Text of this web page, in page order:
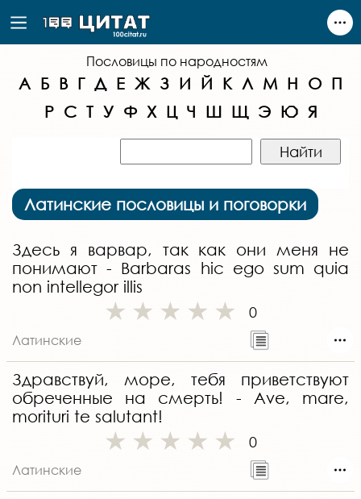
Пословицы по народностям
А Б В Г Д Е Ж З И Й К Л М Н О П
Р С Т У Ф Х Ц Ч Ш Щ Э Ю Я
Латинские пословицы и поговорки
Здесь я варвар, так как они меня не
понимают - Barbaras hic ego sum quia
non intellegor illis
0
Латинские
Здравствуй, море, тебя приветствуют
обреченные на смерть! - Ave, mare,
morituri te salutant!
0
Латинские